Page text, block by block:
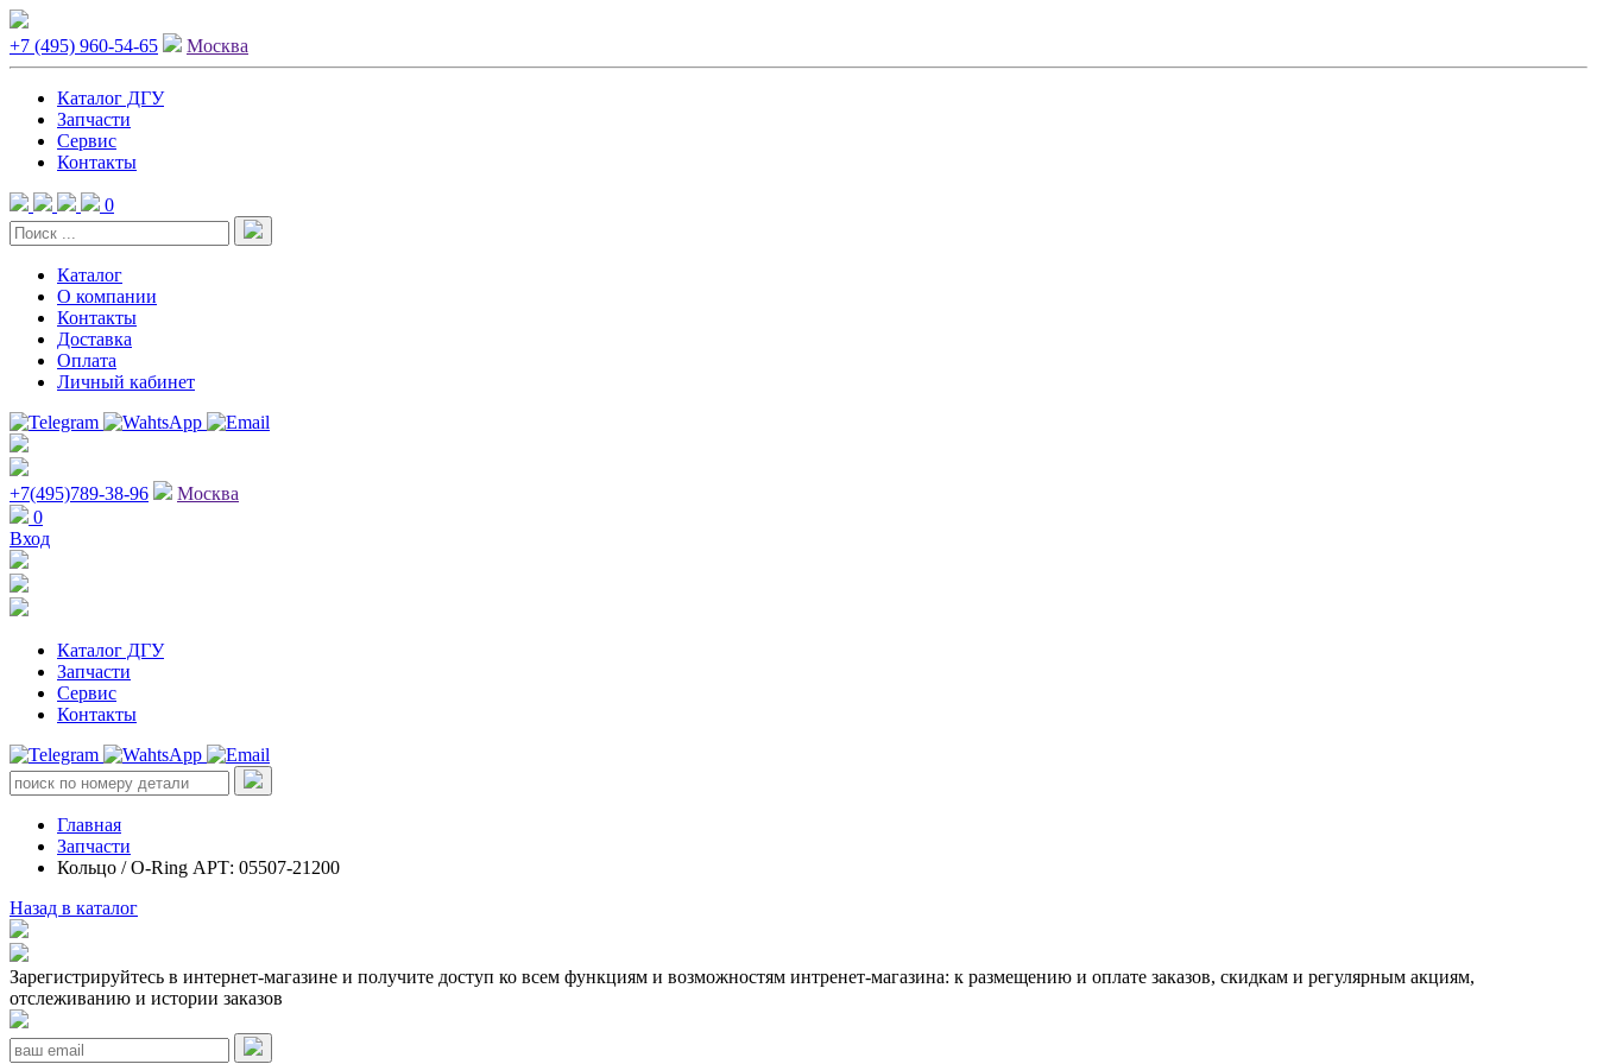
+7 (495) 960-54-65 Москва
Каталог ДГУ
Запчасти
Сервис
Контакты
0
Каталог
О компании
Контакты
Доставка
Оплата
Личный кабинет
+7(495)789-38-96
Москва
0
Вход
Каталог ДГУ
Запчасти
Сервис
Контакты
Главная
Запчасти
Кольцо / O-Ring АРТ: 05507-21200
Назад в каталог
Зарегистрируйтесь в интернет-магазине и получите доступ ко всем функциям и возможностям интренет-магазина: к размещению и оплате заказов, скидкам и регулярным акциям,
отслеживанию и истории заказов